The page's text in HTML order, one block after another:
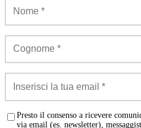
Presto il consenso a ricevere
via email (es. newsletter),